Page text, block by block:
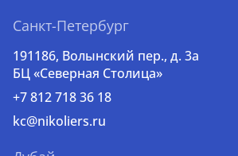
Санкт-Петербург
191186, Волынский пер., д. 3a
БЦ «Северная Столица»
+7 812 718 36 18
kc@nikoliers.ru